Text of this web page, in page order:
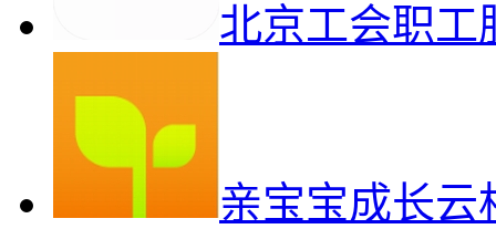
北京工会职工
亲宝宝成长云